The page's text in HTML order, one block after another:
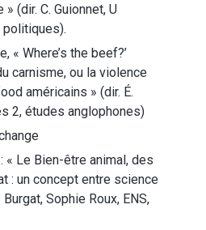
(dir. C. Guionnet, U
politiques).
« Where’s the beef?’
carnisme, ou la violence
américains » (dir. É.
2, études anglophones)
« Le Bien-être animal, des
: un concept entre science
Sophie Roux, ENS,